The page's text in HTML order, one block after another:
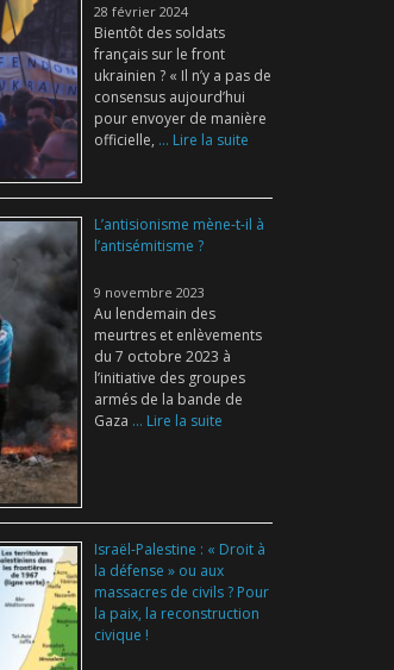
28 février 2024
Bientôt des soldats
français sur le front
ukrainien ? « Il n’y a pas de
consensus aujourd’hui
pour envoyer de manière
officielle, ... Lire la suite
L’antisionisme mène-t-il à
l’antisémitisme ?
9 novembre 2023
Au lendemain des
meurtres et enlèvements
du 7 octobre 2023 à
l’initiative des groupes
armés de la bande de
Gaza ... Lire la suite
Israël-Palestine : « Droit à
la défense » ou aux
massacres de civils ? Pour
la paix, la reconstruction
civique !